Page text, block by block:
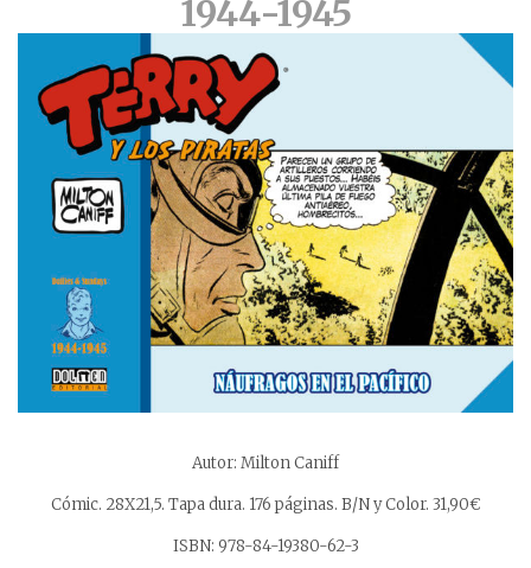
1944-1945
Autor: Milton Caniff
Cómic. 28X21,5. Tapa dura. 176 páginas. B/N y Color. 31,90€
ISBN: 978-84-19380-62-3